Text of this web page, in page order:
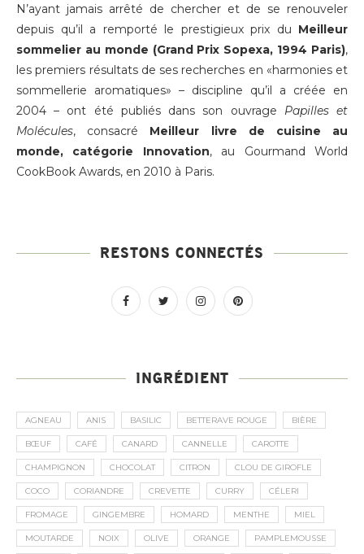
N’ayant jamais arrêté de chercher et de se renouveler
depuis qu’il a remporté le prestigieux prix du Meilleur
sommelier au monde (Grand Prix Sopexa, 1994 Paris),
les premiers résultats de ses recherches en «harmonies et
sommellerie aromatiques» – discipline qu’il a créée en
2004 – ont été publiés dans son ouvrage Papilles et
Molécules, consacré Meilleur livre de cuisine au
monde, catégorie Innovation, au Gourmand World
CookBook Awards, en 2010 à Paris.
RESTONS CONNECTÉS
INGRÉDIENT
AGNEAU ANIS BASILIC BETTERAVE ROUGE BIÈRE
BŒUF CAFÉ CANARD CANNELLE CAROTTE
CHAMPIGNON CHOCOLAT CITRON CLOU DE GIROFLE
COCO CORIANDRE CREVETTE CURRY CÉLERI
FROMAGE GINGEMBRE HOMARD MENTHE MIEL
MOUTARDE NOIX OLIVE ORANGE PAMPLEMOUSSE